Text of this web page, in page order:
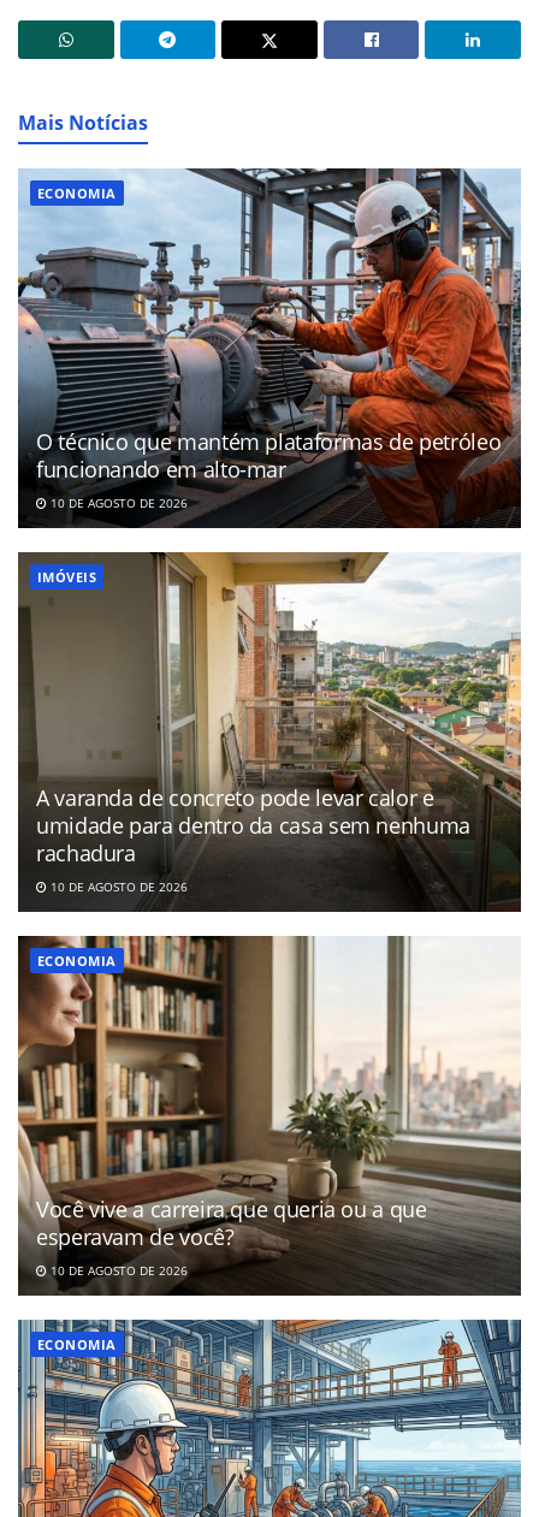
Mais Notícias
ECONOMIA
O técnico que mantém plataformas de petróleo
funcionando em alto-mar
10 DE AGOSTO DE 2026
IMÓVEIS
A varanda de concreto pode levar calor e
umidade para dentro da casa sem nenhuma
rachadura
10 DE AGOSTO DE 2026
ECONOMIA
Você vive a carreira que queria ou a que
esperavam de você?
10 DE AGOSTO DE 2026
ECONOMIA